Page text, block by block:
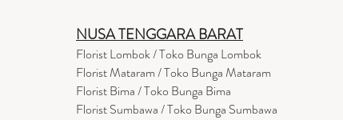
NUSA TENGGARA BARAT
Florist Lombok / Toko Bunga Lombok
FloristMataram/ Toko Bunga Mataram
Florist Bima / Toko Bunga Bima
Florist Sumbawa / Toko Bunga Sumbawa